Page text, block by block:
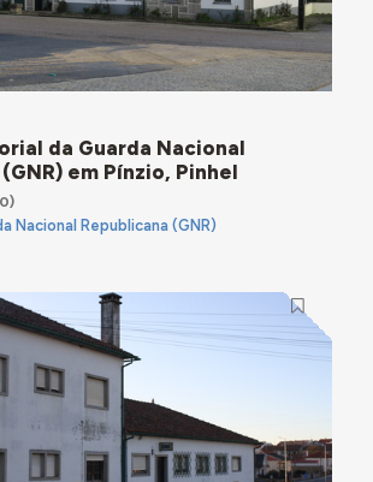
da Guarda Nacional
em Pínzio, Pinhel
Nacional Republicana (GNR)